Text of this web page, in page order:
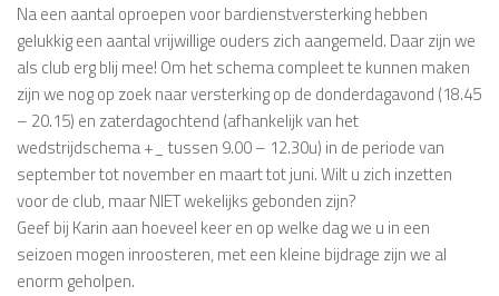
Na een aantal oproepen voor bardienstversterking hebben
gelukkig een aantal vrijwillige ouders zich aangemeld. Daar zijn we
als club erg blij mee! Om het schema compleet te kunnen maken
zijn we nog op zoek naar versterking op de donderdagavond (18.45
– 20.15) en zaterdagochtend (afhankelijk van het
wedstrijdschema +_ tussen 9.00 – 12.30u) in de periode van
september tot november en maart tot juni. Wilt u zich inzetten
voor de club, maar NIET wekelijks gebonden zijn?
Geef bij Karin aan hoeveel keer en op welke dag we u in een
seizoen mogen inroosteren, met een kleine bijdrage zijn we al
enorm geholpen.